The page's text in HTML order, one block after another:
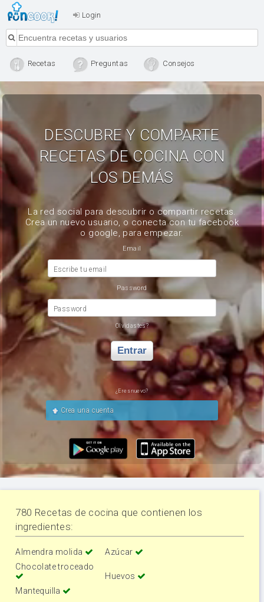
Login
Recetas Preguntas Consejos
DESCUBRE Y COMPARTE
RECETAS DE COCINA CON
LOS DEMÁS
La red social para descubrir o compartir recetas.
Crea un nuevo usuario, o conecta con tu facebook
o google, para empezar.
Email
Escribe tu email
Password
Password
Olvidastes?
Entrar
¿Eres nuevo?
Crea una cuenta
780 Recetas de cocina que contienen los
ingredientes:
Almendra molida
Azúcar
Chocolate troceado
Huevos
Mantequilla